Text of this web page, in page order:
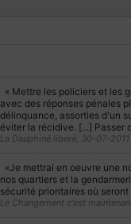
« Mettre les policiers et les
avec des réponses pénales
délinquance, assorties d'un
éviter la récidive. [...]
La Dauphiné libéré, 30-07-2011
«Je mettrai en oeuvre une
nos quartiers et la
sécurité prioritaires où
Le Changement c'est